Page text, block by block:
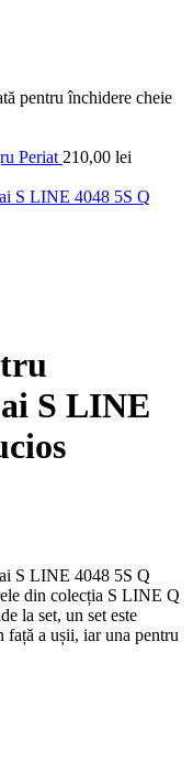
pentru închidere cheie
Periat 210,00 lei
S LINE 4048 5S Q
S LINE
S LINE 4048 5S Q
din colecția S LINE Q
la set, un set este
față a ușii, iar una pentru